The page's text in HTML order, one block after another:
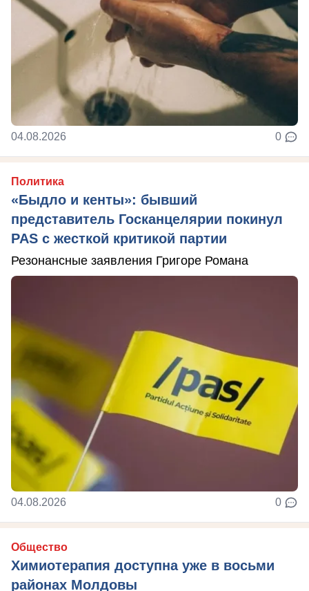
04.08.2026 0
Политика
«Быдло и кенты»: бывший
представитель Госканцелярии покинул
PAS с жесткой критикой партии
Резонансные заявления Григоре Романа
04.08.2026 0
Общество
Химиотерапия доступна уже в восьми
районах Молдовы